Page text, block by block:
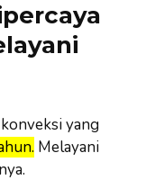
yang
Melayani